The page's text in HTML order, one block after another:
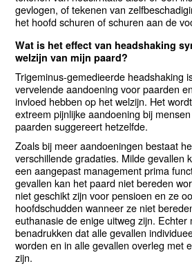
gevlogen, of tekenen van
het hoofd schuren of schuren aan de
Wat is het effect van headshaking
welzijn van mijn paard?
Trigeminus-gemedieerde headshaking
vervelende aandoening voor paarden
invloed hebben op het welzijn. Het
extreem pijnlijke aandoening bij
paarden suggereert hetzelfde.
Zoals bij meer aandoeningen bestaat
verschillende gradaties. Milde gevallen
een aangepast management prima
gevallen kan het paard niet bereden
niet geschikt zijn voor pensioen en ze
hoofdschudden wanneer ze niet
euthanasie de enige uitweg zijn. Echter
benadrukken dat alle gevallen
worden en in alle gevallen overleg met
zijn.